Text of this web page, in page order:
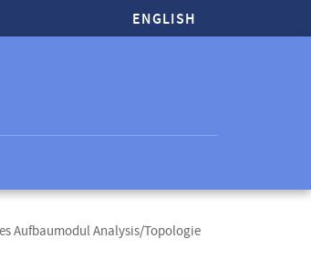
ENGLISH
Aufbaumodul Analysis/Topologie